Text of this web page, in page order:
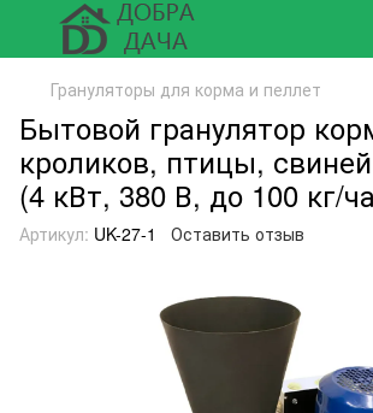
Грануляторы для корма и пеллет
Бытовой гранулятор
кроликов, птицы,
(4 кВт, 380 В, до 100 кг/
Артикул: UK-27-1 Оставить отзыв